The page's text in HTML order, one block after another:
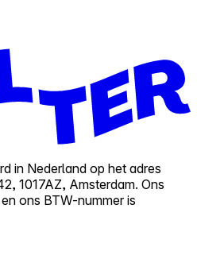
in Nederland op het adres
1017AZ, Amsterdam. Ons
ons BTW-nummer is